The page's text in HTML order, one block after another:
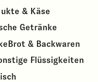
& Käse
Getränke
Brot & Backwaren
Flüssigkeiten